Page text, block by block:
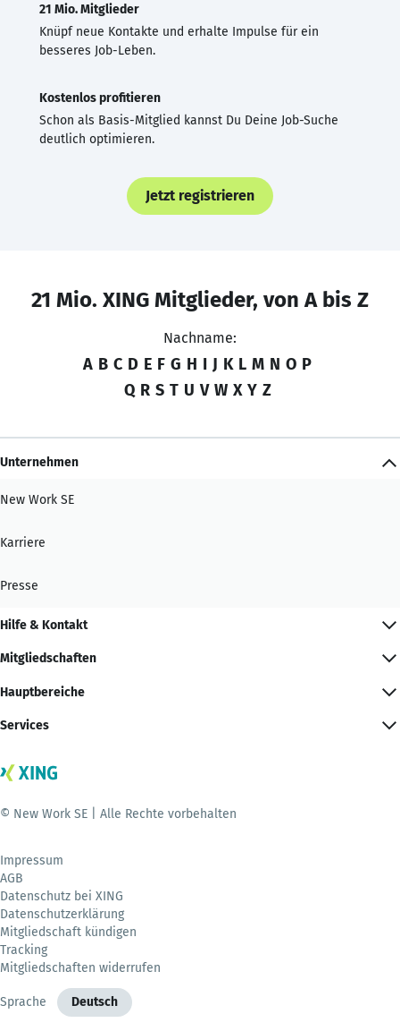
21 Mio. Mitglieder
Knüpf neue Kontakte und erhalte Impulse für ein
besseres Job-Leben.
Kostenlos profitieren
Schon als Basis-Mitglied kannst Du Deine Job-Suche
deutlich optimieren.
Jetzt registrieren
21 Mio. XING Mitglieder, von A bis Z
Nachname:
A B C D E F G H I J K L M N O P
Q R S T U V W X Y Z
Unternehmen
New Work SE
Karriere
Presse
Hilfe & Kontakt
Mitgliedschaften
Hauptbereiche
Services
© New Work SE | Alle Rechte vorbehalten
Impressum
AGB
Datenschutz bei XING
Datenschutzerklärung
Mitgliedschaft kündigen
Tracking
Mitgliedschaften widerrufen
Sprache Deutsch